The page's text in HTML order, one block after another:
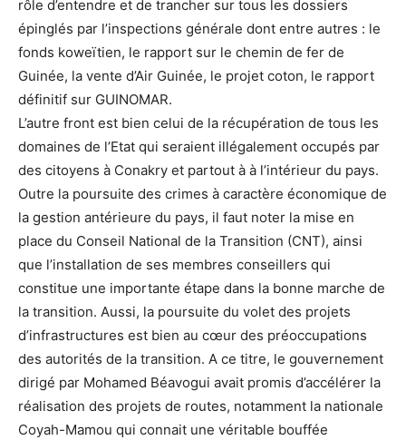
rôle d’entendre et de trancher sur tous les dossiers
épinglés par l’inspections générale dont entre autres : le
fonds koweïtien, le rapport sur le chemin de fer de
Guinée, la vente d’Air Guinée, le projet coton, le rapport
définitif sur GUINOMAR.
L’autre front est bien celui de la récupération de tous les
domaines de l’Etat qui seraient illégalement occupés par
des citoyens à Conakry et partout à à l’intérieur du pays.
Outre la poursuite des crimes à caractère économique de
la gestion antérieure du pays, il faut noter la mise en
place du Conseil National de la Transition (CNT), ainsi
que l’installation de ses membres conseillers qui
constitue une importante étape dans la bonne marche de
la transition. Aussi, la poursuite du volet des projets
d’infrastructures est bien au cœur des préoccupations
des autorités de la transition. A ce titre, le gouvernement
dirigé par Mohamed Béavogui avait promis d’accélérer la
réalisation des projets de routes, notamment la nationale
Coyah-Mamou qui connait une véritable bouffée